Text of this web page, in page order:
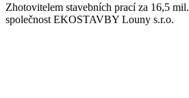
Zhotovitelem stavebních prací za 16,5
společnost EKOSTAVBY Louny s.r.o.